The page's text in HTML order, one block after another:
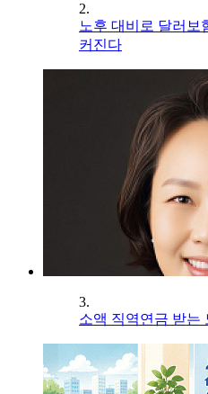
2.
노후 대비로 달러보
커진다
3.
소액 직역연금 받는